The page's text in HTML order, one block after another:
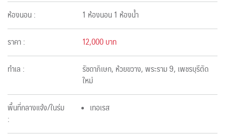
ห้องนอน : 1 ห้องนอน 1 ห้องน้ำ
ราคา : 12,000 บาท
ทำเล :
รัชดาภิเษก, ห้วยขวาง, พระราม 9, เพชรบุรีตัด
ใหม่
พื้นที่กลางแจ้ง/ในร่ม
:
เทอเรส